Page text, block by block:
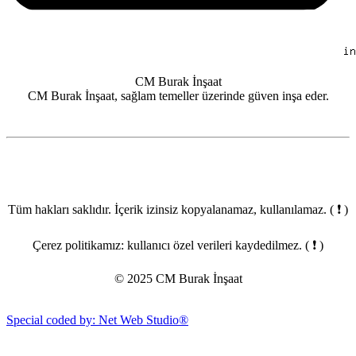
CM Burak İnşaat
CM Burak İnşaat, sağlam temeller üzerinde güven inşa eder.
Tüm hakları saklıdır. İçerik izinsiz kopyalanamaz, kullanılamaz. ( ❗ )
Çerez politikamız: kullanıcı özel verileri kaydedilmez. ( ❗ )
© 2025 CM Burak İnşaat
Special coded by: Net Web Studio®